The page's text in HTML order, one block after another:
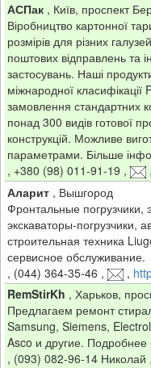
АСПак, Київ, проспект
Віробництво картонної
розмірів для різних
поштових відправлень та
застосувань. Наші
міжнародної
замовлення стандартних
понад 300 видів готової
конструкцій. Можливе
параметрами. Більше
, +380 (98) 011-91-19 , ,
Аларит, Вышгород
Фронтальные погрузчики,
экскаваторы-погрузчики,
строительная техника
сервисное обслуживание.
, (044) 364-35-46 , ,
RemStirKh , Харьков,
Предлагаем ремонт
Samsung, Siemens,
Asco и другие.
, (093) 082-96-14 Николай ,